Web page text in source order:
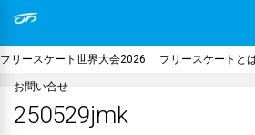
フリースケート世界大会2026 フリースケートと
お問い合せ
250529jmk